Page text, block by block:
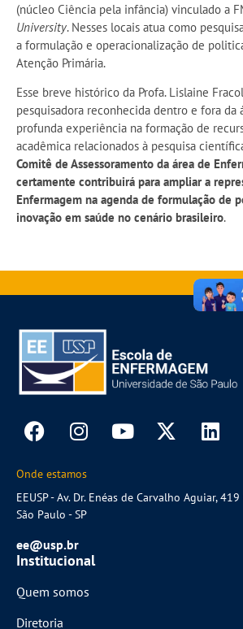
(núcleo Ciência pela infância) vinculado a
University. Nesses locais atua como
a formulação e operacionalização de
Atenção Primária.
Esse breve histórico da Profa. Lislaine
pesquisadora reconhecida dentro e fora da
profunda experiência na formação de
acadêmica relacionados à pesquisa
Comitê de Assessoramento da área de
certamente contribuirá para ampliar a
Enfermagem na agenda de formulação de
inovação em saúde no cenário brasileiro.
Onde estamos
EEUSP - Av. Dr. Enéas de Carvalho Aguiar,
São Paulo - SP
ee@usp.br
Institucional
Quem somos
Diretoria